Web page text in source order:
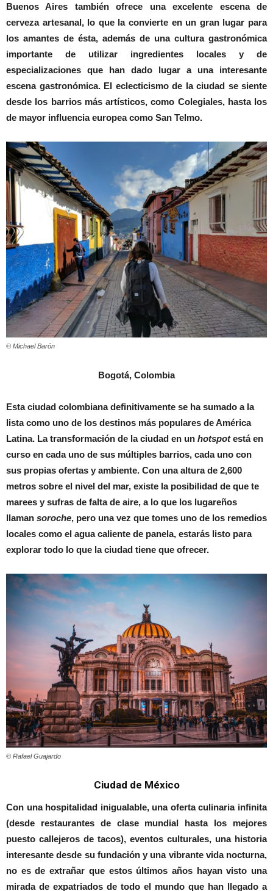
Buenos Aires también ofrece una excelente escena de
cerveza artesanal, lo que la convierte en un gran lugar para
los amantes de ésta, además de una cultura gastronómica
importante de utilizar ingredientes locales y de
especializaciones que han dado lugar a una interesante
escena gastronómica. El eclecticismo de la ciudad se siente
desde los barrios más artísticos, como Colegiales, hasta los
de mayor influencia europea como San Telmo.
© Michael Barón
Bogotá, Colombia
Esta ciudad colombiana definitivamente se ha sumado a la
lista como uno de los destinos más populares de América
Latina. La transformación de la ciudad en un hotspotestá en
curso en cada uno de sus múltiples barrios, cada uno con
sus propias ofertas y ambiente. Con una altura de 2,600
metros sobre el nivel del mar, existe la posibilidad de que te
marees y sufras de falta de aire, a lo que los lugareños
llaman soroche, pero una vez que tomes uno de los remedios
locales como el agua caliente de panela, estarás listo para
explorar todo lo que la ciudad tiene que ofrecer.
© Rafael Guajardo
Ciudad de México
Con una hospitalidad inigualable, una oferta culinaria infinita
(desde restaurantes de clase mundial hasta los mejores
puesto callejeros de tacos), eventos culturales, una historia
interesante desde su fundación y una vibrante vida nocturna,
no es de extrañar que estos últimos años hayan visto una
mirada de expatriados de todo el mundo que han llegado a